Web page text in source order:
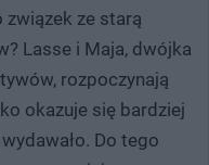
związek ze starą
Lasse i Maja, dwójka
rozpoczynają
okazuje się bardziej
Do tego